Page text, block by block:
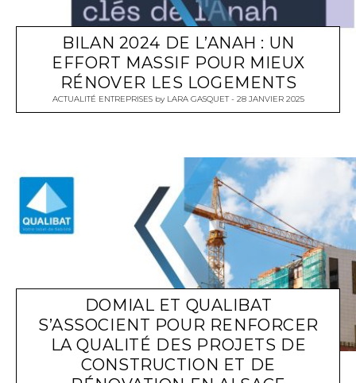
BILAN 2024 DE L’ANAH : UN
EFFORT MASSIF POUR MIEUX
RÉNOVER LES LOGEMENTS
ACTUALITÉ ENTREPRISES by LARA GASQUET 28 JANVIER 2025
DOMIAL ET QUALIBAT
S’ASSOCIENT POUR RENFORCER
LA QUALITÉ DES PROJETS DE
CONSTRUCTION ET DE